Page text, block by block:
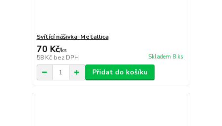
Svítící nášivka-Metallica
70 Kč/ks
58 Kč bez DPH Skladem 8 ks
Přidat do košíku